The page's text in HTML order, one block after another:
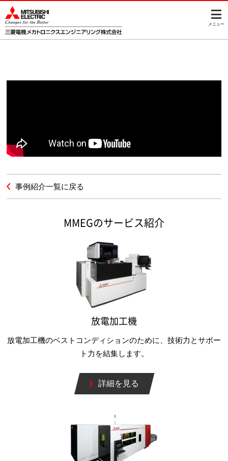
メニュー
事例紹介一覧に戻る
MMEGのサービス紹介
放電加工機
放電加工機のベストコンディションのために、技術力とサポー
ト力を結集します。
詳細を見る